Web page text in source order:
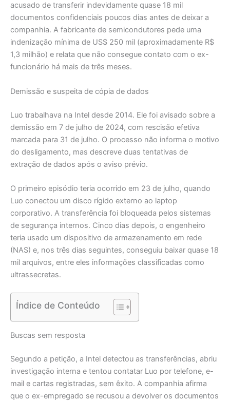
acusado de transferir indevidamente quase 18 mil
documentos confidenciais poucos dias antes de deixar a
companhia. A fabricante de semicondutores pede uma
indenização mínima de US$ 250 mil (aproximadamente R$
1,3 milhão) e relata que não consegue contato com o ex-
funcionário há mais de três meses.
Demissão e suspeita de cópia de dados
Luo trabalhava na Intel desde 2014. Ele foi avisado sobre a
demissão em 7 de julho de 2024, com rescisão efetiva
marcada para 31 de julho. O processo não informa o motivo
do desligamento, mas descreve duas tentativas de
extração de dados após o aviso prévio.
O primeiro episódio teria ocorrido em 23 de julho, quando
Luo conectou um disco rígido externo ao laptop
corporativo. A transferência foi bloqueada pelos sistemas
de segurança internos. Cinco dias depois, o engenheiro
teria usado um dispositivo de armazenamento em rede
(NAS) e, nos três dias seguintes, conseguiu baixar quase 18
mil arquivos, entre eles informações classificadas como
ultrassecretas.
Índice de Conteúdo
Buscas sem resposta
Segundo a petição, a Intel detectou as transferências, abriu
investigação interna e tentou contatar Luo por telefone, e-
mail e cartas registradas, sem êxito. A companhia afirma
que o ex-empregado se recusou a devolver os documentos